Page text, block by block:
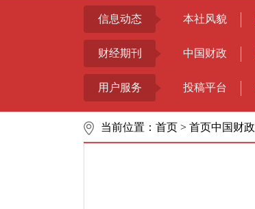
信息动态 本社风貌
财经期刊 中国财政
用户服务 投稿平台
当前位置： 首页 > 首页中国财政